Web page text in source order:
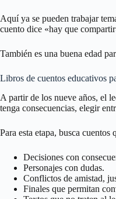
Aquí ya se pueden trabajar
cuento dice «hay que
También es una buena edad
Libros de cuentos educativos
A partir de los nueve años, el
tenga consecuencias, elegir
Para esta etapa, busca cuentos
Decisiones con
Personajes con dudas.
Conflictos de amistad,
Finales que permitan